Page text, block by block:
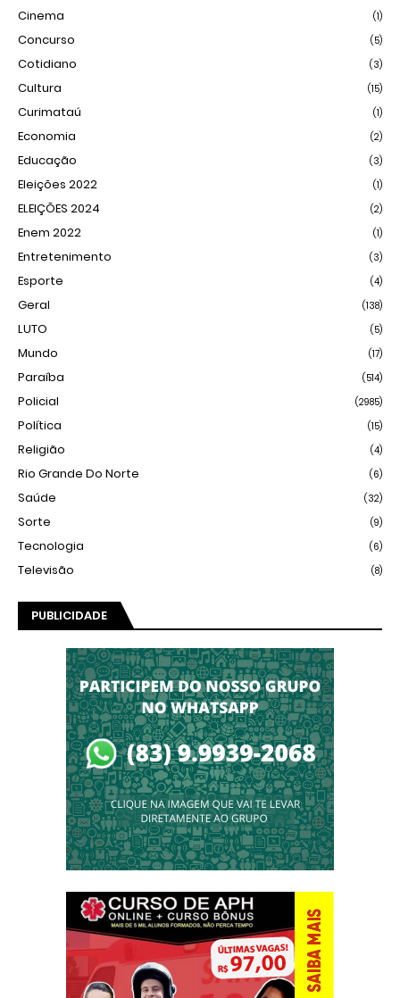
Cinema
(1)
Concurso (5)
Cotidiano (3)
Cultura (15)
Curimataú (1)
Economia (2)
Educação (3)
Eleições 2022 (1)
ELEIÇÕES 2024 (2)
Enem 2022 (1)
Entretenimento (3)
Esporte (4)
Geral (138)
LUTO (5)
Mundo (17)
Paraíba (514)
Policial (2985)
Política (15)
Religião (4)
Rio Grande Do Norte (6)
Saúde (32)
Sorte (9)
Tecnologia (6)
Televisão (8)
PUBLICIDADE